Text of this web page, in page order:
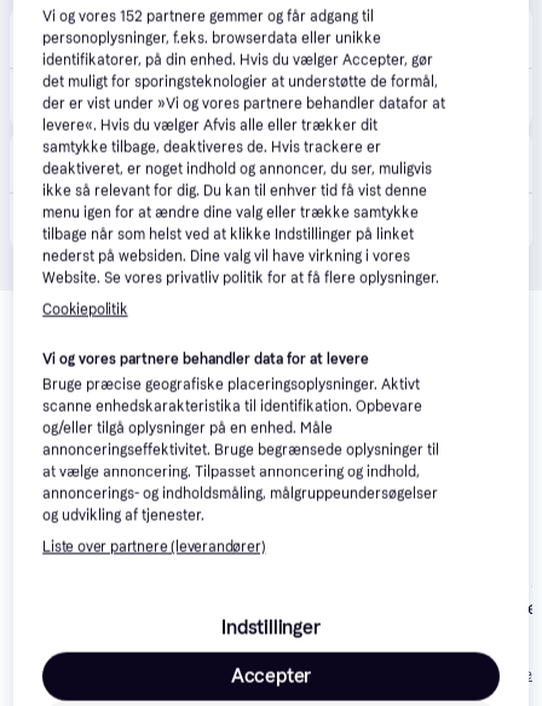
avXperten
89 kr. fragt,5-7 dage
Bosch Professional GNA Pladestanser - 2x18V Batterier 5.835 kr.
Eller 3 betalinger af 1.945 kr.
Homeshop.dk 4.0(1)
49 kr. fragt,3-10 dage
Bosch Akkupladeudstanser Gna 18V-16 E - 6015296018.285 kr.
Relaterede produkter
Se vores forslag til andre produkter, der matcher dine
interesser.
Vis alle
2.289 kr.
Eller 3 betalinger af
763 kr.
Professional Solo
3.727 kr.
Trender
1.6 Akku
4.161 kr.
Eller 3 betalinger
Vi og vores152 partnere gemmer og får adgang til
personoplysninger, f.eks. browserdata eller unikke
identifikatorer, på din enhed. Hvis du vælger Accepter, gør
det muligt for sporingsteknologier at understøtte de formål,
der er vist under »Vi og vores partnere behandler datafor at
levere«. Hvis du vælger Afvis alle eller trækker dit
samtykke tilbage, deaktiveres de. Hvis trackere er
deaktiveret, er noget indhold og annoncer, du ser, muligvis
ikke så relevant for dig. Du kan til enhver tid få vist denne
menu igen for at ændre dine valg eller trække samtykke
tilbage når som helst ved at klikke Indstillinger på linket
nederst på websiden. Dine valg vil have virkning i vores
Website. Se vores privatliv politik for at få flere oplysninger.
Cookiepolitik
Vi og vores partnere behandler data for at levere
Bruge præcise geografiske placeringsoplysninger. Aktivt
scanne enhedskarakteristika til identifikation. Opbevare
og/eller tilgå oplysninger på en enhed. Måle
annonceringseffektivitet. Bruge begrænsede oplysninger til
at vælge annoncering. Tilpasset annoncering og indhold,
annoncerings- og indholdsmåling, målgruppeundersøgelser
og udvikling af tjenester.
Liste over partnere (leverandører)
Indstillinger
Accepter